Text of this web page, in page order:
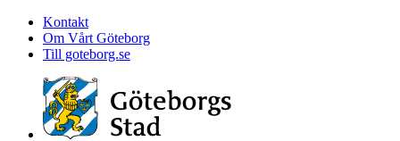
Kontakt
Om Vårt Göteborg
Till goteborg.se